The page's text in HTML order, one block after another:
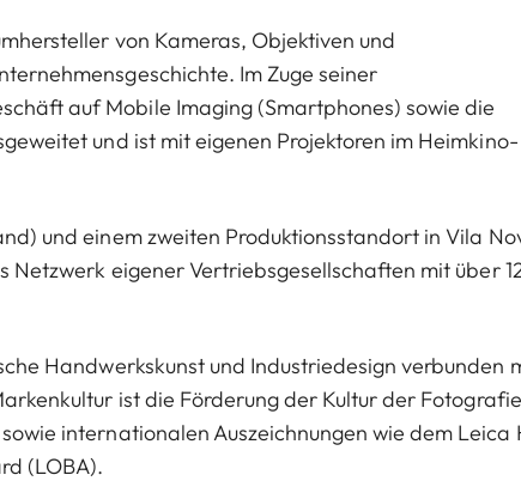
von Kameras, Objektiven und
Im Zuge seiner
auf Mobile Imaging (Smartphones) sowie die
und ist mit eigenen Projektoren im Heimkino-
und einem zweiten Produktionsstandort in Vila
eigener Vertriebsgesellschaften mit über
Handwerkskunst und Industriedesign verbunden
ist die Förderung der Kultur der
internationalen Auszeichnungen wie dem Leica
(LOBA).